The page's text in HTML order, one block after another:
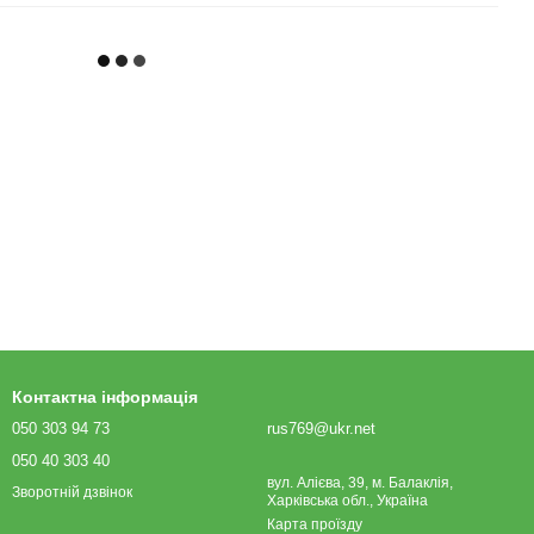
Контактна інформація
050 303 94 73
050 40 303 40
Зворотній дзвінок
rus769@ukr.net
вул. Алієва, 39, м. Балаклія,
Харківська обл., Україна
Карта проїзду